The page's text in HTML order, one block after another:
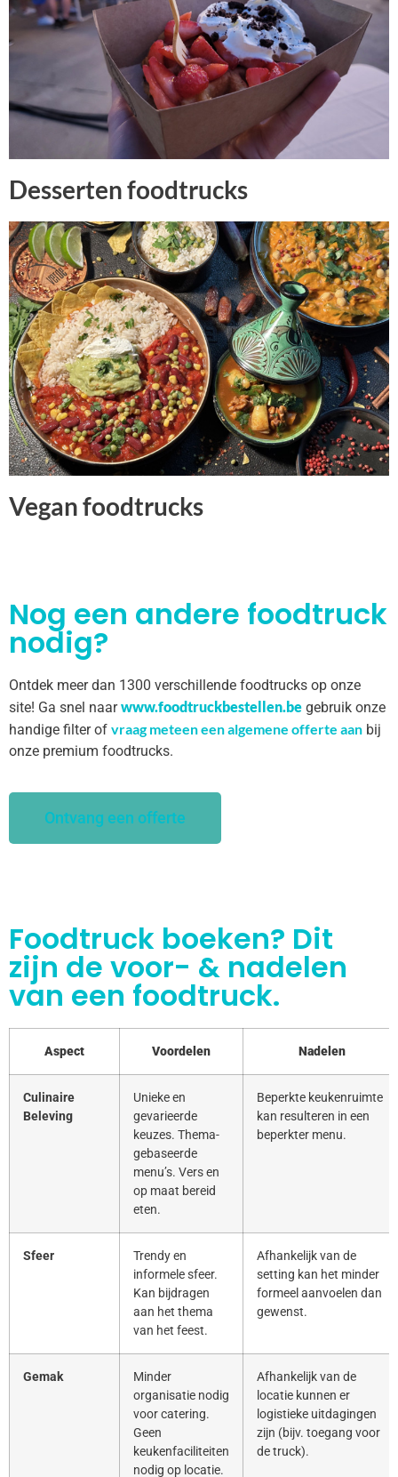
Desserten foodtrucks
Vegan foodtrucks
Nog een andere foodtruck
nodig?
Ontdek meer dan 1300 verschillende foodtrucks op onze
site! Ga snel naarwww.foodtruckbestellen.be gebruik onze
handige filter of vraag meteen een algemene offerte aan bij
onze premium foodtrucks.
Ontvang een offerte
Foodtruck boeken? Dit
zijn de voor- & nadelen
van een foodtruck.
Aspect Voordelen Nadelen
Culinaire
Beleving
Unieke en
gevarieerde
keuzes. Thema-
gebaseerde
menu’s. Vers en
op maat bereid
eten.
Beperkte keukenruimte
kan resulteren in een
beperkter menu.
Sfeer
Trendy en
informele sfeer.
Kan bijdragen
aan het thema
van het feest.
Afhankelijk van de
setting kan het minder
formeel aanvoelen dan
gewenst.
Gemak
Minder
organisatie nodig
voor catering.
Geen
keukenfaciliteiten
nodig op locatie.
Afhankelijk van de
locatie kunnen er
logistieke uitdagingen
zijn (bijv. toegang voor
de truck).